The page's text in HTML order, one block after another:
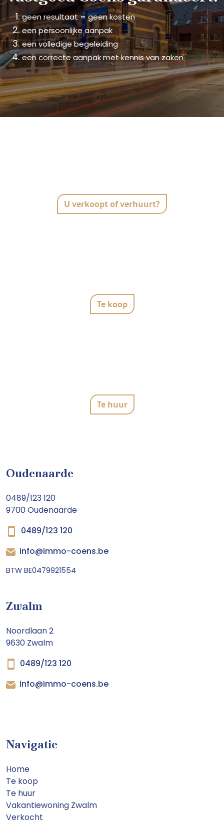
geen resultaat = geen kosten
een persoonlijke aanpak
een volledige begeleiding
een correcte aanpak met kennis van zaken
U verkoopt of verhuurt?
Te koop
Te huur
Oudenaarde
0489/123 120
9700 Oudenaarde
0489/123 120
info@immo-coens.be
BTW BE0479921554
Zwalm
Noordlaan 2
9630 Zwalm
0489/123 120
info@immo-coens.be
Navigatie
Home
Te koop
Te huur
Vakantiewoning Zwalm
Verkocht